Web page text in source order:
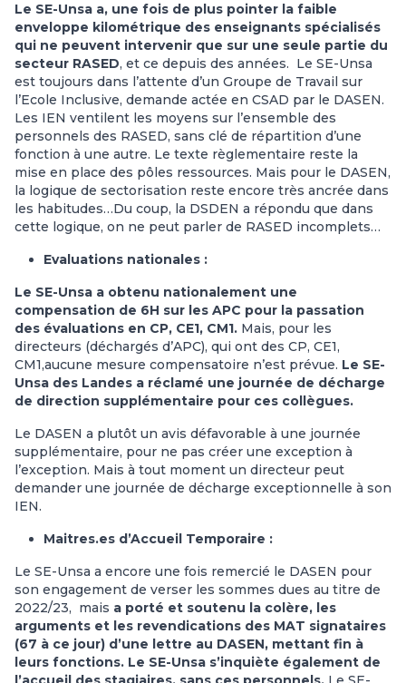
Le SE-Unsa a, une fois de plus pointer la faible
enveloppe kilométrique des enseignants spécialisés
qui ne peuvent intervenir que sur une seule partie du
secteur RASED, et ce depuis des années. Le SE-Unsa
est toujours dans l’attente d’un Groupe de Travail sur
l’Ecole Inclusive, demande actée en CSAD par le DASEN.
Les IEN ventilent les moyens sur l’ensemble des
personnels des RASED, sans clé de répartition d’une
fonction à une autre. Le texte règlementaire reste la
mise en place des pôles ressources. Mais pour le DASEN,
la logique de sectorisation reste encore très ancrée dans
les habitudes…Du coup, la DSDEN a répondu que dans
cette logique, on ne peut parler de RASED incomplets…
Evaluations nationales :
Le SE-Unsa a obtenu nationalement une
compensation de 6H sur les APC pour la passation
des évaluations en CP, CE1, CM1. Mais, pour les
directeurs (déchargés d’APC), qui ont des CP, CE1,
CM1,aucune mesure compensatoire n’est prévue. Le SE-
Unsa des Landes a réclamé une journée de décharge
de direction supplémentaire pour ces collègues.
Le DASEN a plutôt un avis défavorable à une journée
supplémentaire, pour ne pas créer une exception à
l’exception. Mais à tout moment un directeur peut
demander une journée de décharge exceptionnelle à son
IEN.
Maitres.es d’Accueil Temporaire :
Le SE-Unsa a encore une fois remercié le DASEN pour
son engagement de verser les sommes dues au titre de
2022/23, mais a porté et soutenu la colère, les
arguments et les revendications des MAT signataires
(67 à ce jour) d’une lettre au DASEN, mettant fin à
leurs fonctions. Le SE-Unsa s’inquiète également de